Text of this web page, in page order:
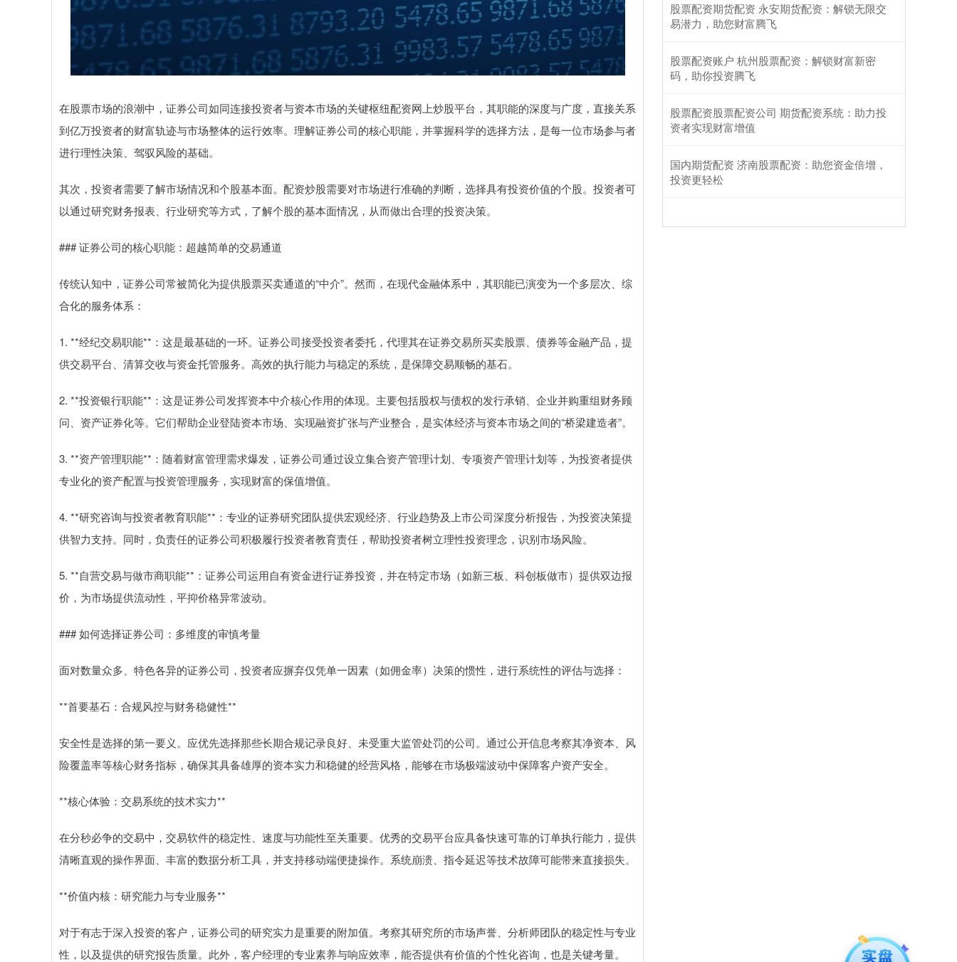
在股票市场的浪潮中，证券公司如同连接投资者与资本市场的关键枢纽配资网上炒股平台，其职能的深度与广度，直接关系
到亿万投资者的财富轨迹与市场整体的运行效率。理解证券公司的核心职能，并掌握科学的选择方法，是每一位市场参与者
进行理性决策、驾驭风险的基础。
其次，投资者需要了解市场情况和个股基本面。配资炒股需要对市场进行准确的判断，选择具有投资价值的个股。投资者可
以通过研究财务报表、行业研究等方式，了解个股的基本面情况，从而做出合理的投资决策。
### 证券公司的核心职能：超越简单的交易通道
传统认知中，证券公司常被简化为提供股票买卖通道的“中介”。然而，在现代金融体系中，其职能已演变为一个多层次、综
合化的服务体系：
1. **经纪交易职能**：这是最基础的一环。证券公司接受投资者委托，代理其在证券交易所买卖股票、债券等金融产品，提
供交易平台、清算交收与资金托管服务。高效的执行能力与稳定的系统，是保障交易顺畅的基石。
2. **投资银行职能**：这是证券公司发挥资本中介核心作用的体现。主要包括股权与债权的发行承销、企业并购重组财务顾
问、资产证券化等。它们帮助企业登陆资本市场、实现融资扩张与产业整合，是实体经济与资本市场之间的“桥梁建造者”。
3. **资产管理职能**：随着财富管理需求爆发，证券公司通过设立集合资产管理计划、专项资产管理计划等，为投资者提供
专业化的资产配置与投资管理服务，实现财富的保值增值。
4. **研究咨询与投资者教育职能**：专业的证券研究团队提供宏观经济、行业趋势及上市公司深度分析报告，为投资决策提
供智力支持。同时，负责任的证券公司积极履行投资者教育责任，帮助投资者树立理性投资理念，识别市场风险。
5. **自营交易与做市商职能**：证券公司运用自有资金进行证券投资，并在特定市场（如新三板、科创板做市）提供双边报
价，为市场提供流动性，平抑价格异常波动。
### 如何选择证券公司：多维度的审慎考量
面对数量众多、特色各异的证券公司，投资者应摒弃仅凭单一因素（如佣金率）决策的惯性，进行系统性的评估与选择：
**首要基石：合规风控与财务稳健性**
安全性是选择的第一要义。应优先选择那些长期合规记录良好、未受重大监管处罚的公司。通过公开信息考察其净资本、风
险覆盖率等核心财务指标，确保其具备雄厚的资本实力和稳健的经营风格，能够在市场极端波动中保障客户资产安全。
**核心体验：交易系统的技术实力**
在分秒必争的交易中，交易软件的稳定性、速度与功能性至关重要。优秀的交易平台应具备快速可靠的订单执行能力，提供
清晰直观的操作界面、丰富的数据分析工具，并支持移动端便捷操作。系统崩溃、指令延迟等技术故障可能带来直接损失。
**价值内核：研究能力与专业服务**
对于有志于深入投资的客户，证券公司的研究实力是重要的附加值。考察其研究所的市场声誉、分析师团队的稳定性与专业
性，以及提供的研究报告质量。此外，客户经理的专业素养与响应效率，能否提供有价值的个性化咨询，也是关键考量。
股票配资期货配资 永安期货配资：解锁无限交
易潜力，助您财富腾飞
股票配资账户 杭州股票配资：解锁财富新密
码，助你投资腾飞
股票配资股票配资公司 期货配资系统：助力投
资者实现财富增值
国内期货配资 济南股票配资：助您资金倍增，
投资更轻松